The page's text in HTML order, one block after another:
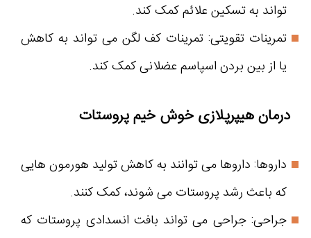
تواند به تسکین علائم کمک کند.
تمرینات تقویتی: تمرینات کف لگن می تواند به کاهش
یا از بین بردن اسپاسم عضلانی کمک کند.
درمان هیپرپلازی خوش خیم پروستات
داروها: داروها می توانند به کاهش تولید هورمون هایی
که باعث رشد پروستات می شوند، کمک کنند.
جراحی: جراحی می تواند بافت انسدادی پروستات که